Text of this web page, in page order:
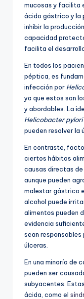
mucosas y facilita
ácido gástrico y la
inhibir la
capacidad
facilita el
En todos los
péptica, es
infección por
ya que estos son
y abordables. La
Helicobacter pylori
pueden resolver la
En contraste,
ciertos hábitos
causas directas
aunque pueden
malestar gástrico
alcohol puede
alimentos pueden
evidencia
sean responsables
úlceras.
En una minoría de
pueden ser
subyacentes.
ácida, como el